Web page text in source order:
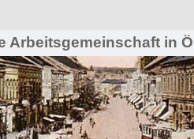
Arbeitsgemeinschaft in